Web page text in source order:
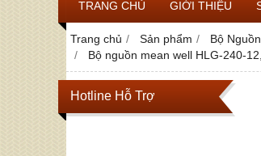
TRANG CHỦ GIỚI THIỆU
Trang chủ Sản phẩm Bộ
Bộ nguồn mean well HLG-240-
Hotline Hỗ Trợ